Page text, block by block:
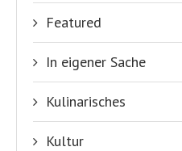
Featured
In eigener Sache
Kulinarisches
Kultur